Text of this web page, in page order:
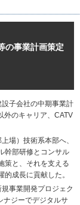
の事業計画策定
子会社の中期事業計
外のキャリア、CATV
場）技術系本部へ、
幹部研修とコンサル
策と、それを支える
成長に貢献した。
事業開発プロジェク
ナジーでデジタルサ